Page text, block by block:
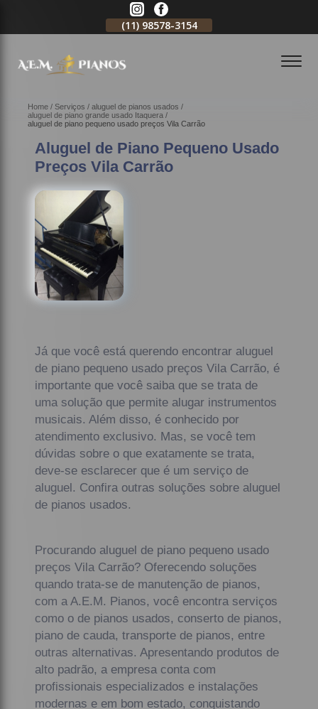
(11) 98578-3154
Home Serviços
aluguel de pianos usados
aluguel de piano grande usado Itaquera
aluguel de piano pequeno usado preços Vila Carrão
Aluguel de Piano Pequeno Usado
Preços Vila Carrão
Já que você está querendo encontrar aluguel
de piano pequeno usado preços Vila Carrão, é
importante que você saiba que se trata de
uma solução que permite alugar instrumentos
musicais. Além disso, é conhecido por
atendimento exclusivo. Mas, se você tem
dúvidas sobre o que exatamente se trata,
deve-se esclarecer que é um serviço de
aluguel. Confira outras soluções sobre aluguel
de pianos usados.
Procurando aluguel de piano pequeno usado
preços Vila Carrão? Oferecendo soluções
quando trata-se de manutenção de pianos,
com a A.E.M. Pianos, você encontra serviços
como o de pianos usados, conserto de pianos,
piano de cauda, transporte de pianos, entre
outras alternativas. Apresentando produtos de
alto padrão, a empresa conta com
profissionais especializados e instalações
modernas e em bom estado, conquistando